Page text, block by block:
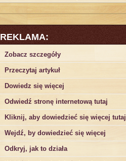
REKLAMA:
Zobacz szczegóły
Przeczytaj artykuł
Dowiedz się więcej
Odwiedź stronę internetową tutaj
Kliknij, aby dowiedzieć się więcej tutaj
Wejdź, by dowiedzieć się więcej
Odkryj, jak to działa